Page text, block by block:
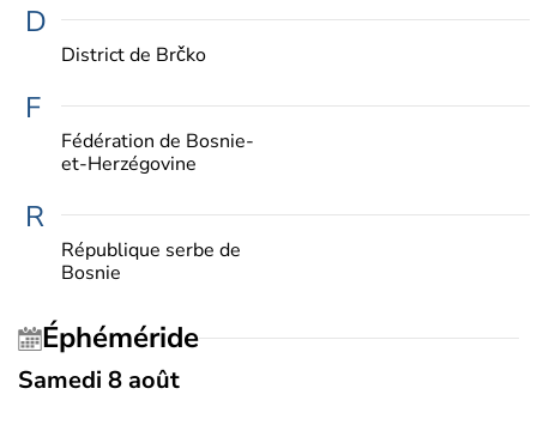
D
District de Brčko
F
Fédération de Bosnie-
et-Herzégovine
R
République serbe de
Bosnie
Éphéméride
Samedi 8 août